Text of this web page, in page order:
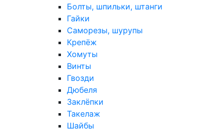
Болты, шпильки, штанги
Гайки
Саморезы, шурупы
Крепёж
Хомуты
Винты
Гвозди
Дюбеля
Заклёпки
Такелаж
Шайбы